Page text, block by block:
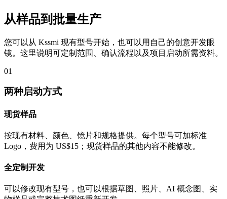
从样品到批量生产
您可以从 Kssmi 现有型号开始，也可以用自己的创意开发眼
镜。这里说明可定制范围、确认流程以及项目启动所需资料。
01
两种启动方式
现货样品
按现有材料、颜色、镜片和规格提供。每个型号可加标准
Logo，费用为 US$15；现货样品的其他内容不能修改。
全定制开发
可以修改现有型号，也可以根据草图、照片、AI 概念图、实